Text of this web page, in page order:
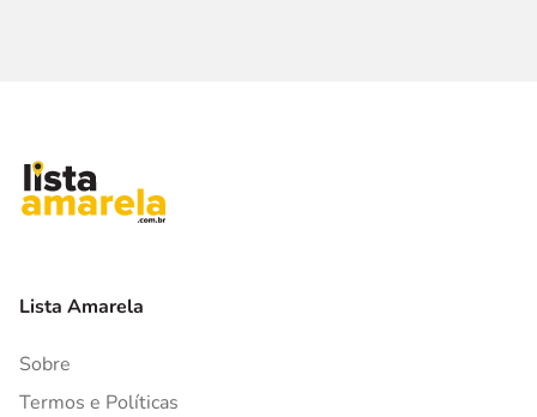
Lista Amarela
Sobre
Termos e Políticas